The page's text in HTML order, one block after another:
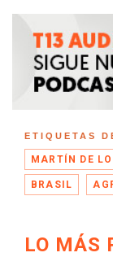
ETIQUETAS
MARTÍN DE
BRASIL
LO MÁS